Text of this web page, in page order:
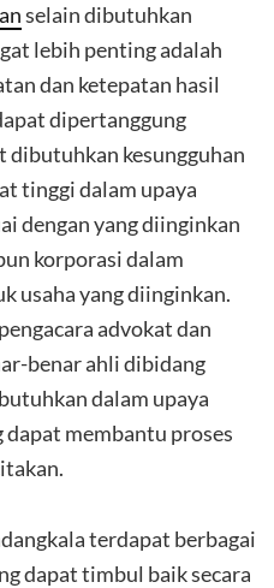
selain dibutuhkan
lebih penting adalah
dan ketepatan hasil
dipertanggung
dibutuhkan kesungguhan
tinggi dalam upaya
dengan yang diinginkan
korporasi dalam
usaha yang diinginkan.
advokat dan
benar ahli dibidang
dalam upaya
dapat membantu proses
terdapat berbagai
dapat timbul baik secara